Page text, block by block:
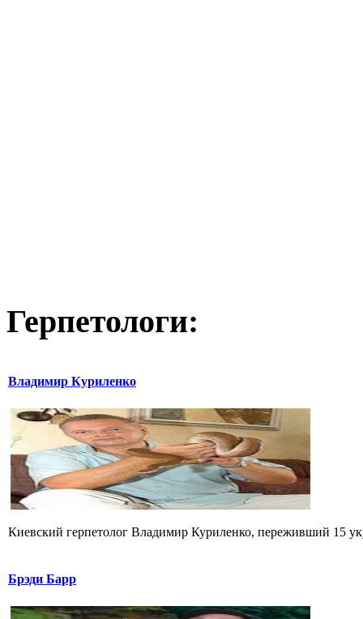
Герпетологи:
Владимир Куриленко
Киевский герпетолог Владимир Куриленко, переживший 15
Брэди Барр